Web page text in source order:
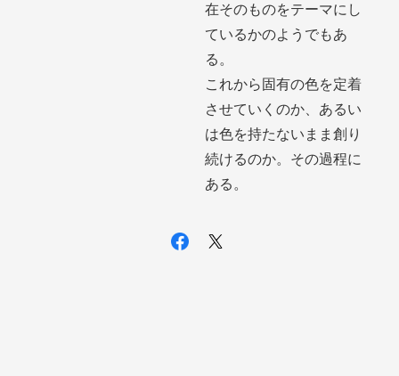
在そのものをテーマにし
ているかのようでもあ
る。
これから固有の色を定着
させていくのか、あるい
は色を持たないまま創り
続けるのか。その過程に
ある。